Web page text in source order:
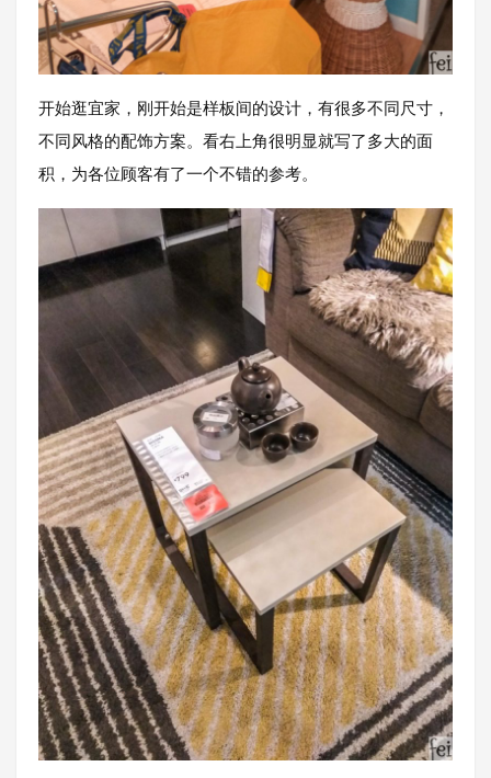
开始逛宜家，刚开始是样板间的设计，有很多不同尺寸，
不同风格的配饰方案。看右上角很明显就写了多大的面
积，为各位顾客有了一个不错的参考。